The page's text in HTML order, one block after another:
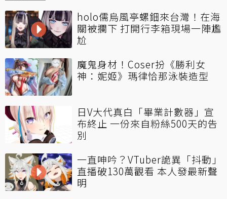
holo儒烏風亭螺鈿來台灣！在海
關被攔下 打開行李箱現場一陣尷
尬
魔鬼身材！Coser扮《勝利女
神：妮姬》瑪律恰那泳裝造型
日V大代真白「畢業計數器」宣
布終止 一份來自粉絲500天的告
別
一直呻吟？VTuber詭異「抖動」
直播破130萬觀看 本人發最新聲
明